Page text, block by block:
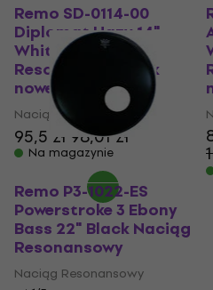
Remo SD-0114-00
Diplomat Hazy 14"
White Naciąg
Resonansowy (Jak
nowe)
Naciąg Resonansowy
95,5 zł 98,01 zł
Na magazynie
Remo P3-1022-ES
Powerstroke 3 Ebony
Bass 22" Black Naciąg
Resonansowy
Naciąg Resonansowy